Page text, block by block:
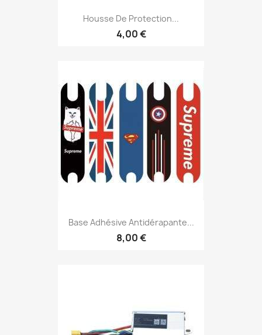
Housse De Protection...
4,00 €
Base Adhésive Antidérapante...
8,00 €